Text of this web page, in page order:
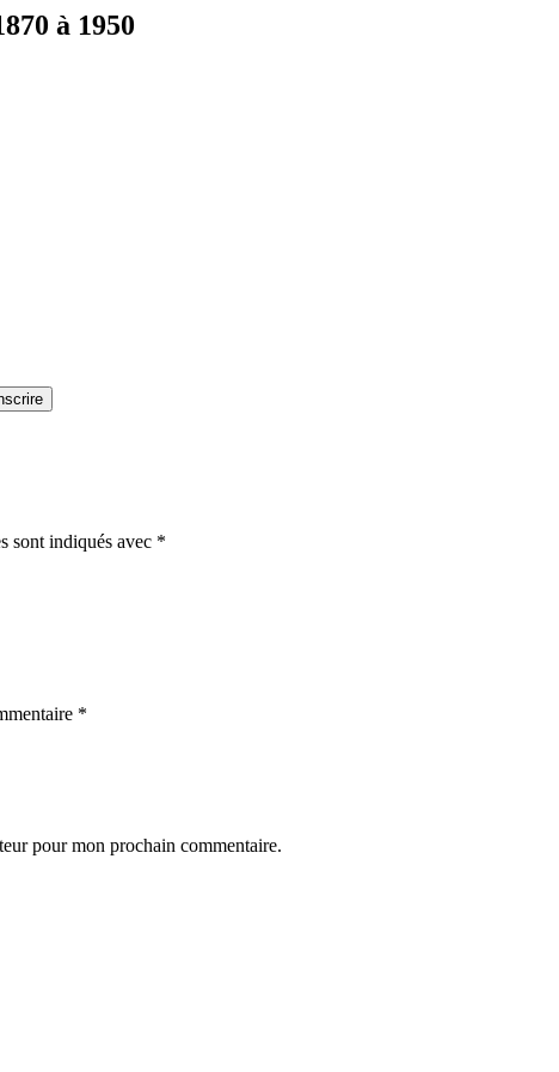
à 1950
sont indiqués avec *
*
pour mon prochain commentaire.